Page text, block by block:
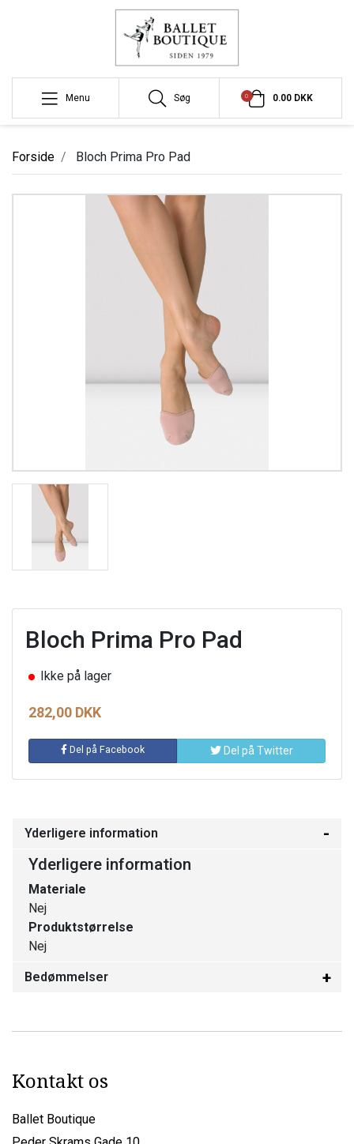
Menu Søg 0 0.00 DKK
Forside Bloch Prima Pro Pad
Bloch Prima Pro Pad
Ikke på lager
282,00 DKK
Del på Facebook Del på Twitter
Yderligere information
Yderligere information
Materiale
Nej
Produktstørrelse
Nej
Bedømmelser
Kontakt os
Ballet Boutique